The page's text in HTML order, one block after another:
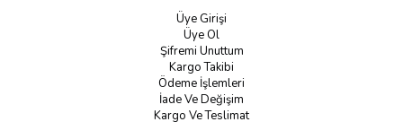
Üye Girişi
Üye Ol
Şifremi Unuttum
Kargo Takibi
Ödeme İşlemleri
İade Ve Değişim
Kargo Ve Teslimat